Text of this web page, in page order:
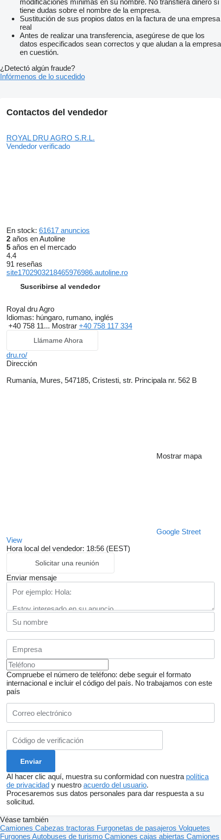
modificaciones mínimas en su nombre. No transfiera dinero si
tiene dudas sobre el nombre de la empresa.
Sustitución de sus propios datos en la factura de una empresa
real
Antes de realizar una transferencia, asegúrese de que los
datos especificados sean correctos y que aludan a la empresa
en cuestión.
¿Detectó algún fraude?
Infórmenos de lo sucedido
Contactos del vendedor
ROYAL DRU AGRO S.R.L.
Vendedor verificado
En stock: 61617 anuncios
2 años en Autoline
5 años en el mercado
4.4
91 reseñas
site1702903218465976986.autoline.ro
Suscribirse al vendedor
Royal dru Agro
Idiomas: húngaro, rumano, inglés
+40 758 11... Mostrar +40 758 117 334
Llámame Ahora
dru.ro/
Dirección
Rumanía, Mures, 547185, Cristesti, str. Principala nr. 562 B
Mostrar mapa
Google Street
View
Hora local del vendedor: 18:56 (EEST)
Solicitar una reunión
Enviar mensaje
Compruebe el número de teléfono: debe seguir el formato
internacional e incluir el código del país. No trabajamos con este
país
Al hacer clic aquí, muestra su conformidad con nuestra política
de privacidad y nuestro acuerdo del usuario.
Procesaremos sus datos personales para dar respuesta a su
solicitud.
Véase también
Camiones Cabezas tractoras Furgonetas de pasajeros Volquetes
Furgones Autobuses de turismo Camiones cajas abiertas Camiones